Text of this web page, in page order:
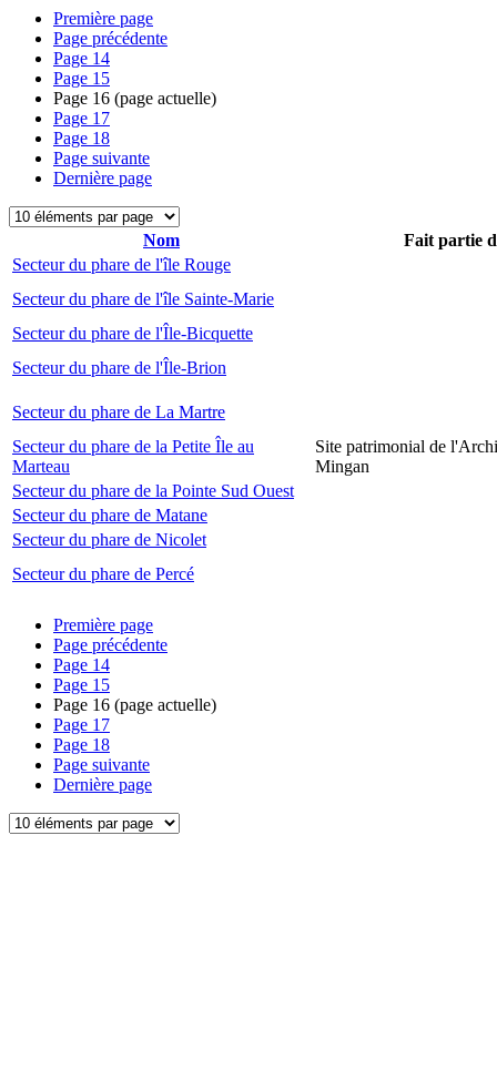
Première page
Page précédente
Page 14
Page 15
Page 16 (page actuelle)
Page 17
Page 18
Page suivante
Dernière page
Nom
Fait partie
Secteur du phare de l'île Rouge
Secteur du phare de l'île Sainte-Marie
Secteur du phare de l'Île-Bicquette
Secteur du phare de l'Île-Brion
Secteur du phare de La Martre
Secteur du phare de la Petite Île au
Marteau
Site patrimonial de
Mingan
Secteur du phare de la Pointe Sud Ouest
Secteur du phare de Matane
Secteur du phare de Nicolet
Secteur du phare de Percé
Première page
Page précédente
Page 14
Page 15
Page 16 (page actuelle)
Page 17
Page 18
Page suivante
Dernière page